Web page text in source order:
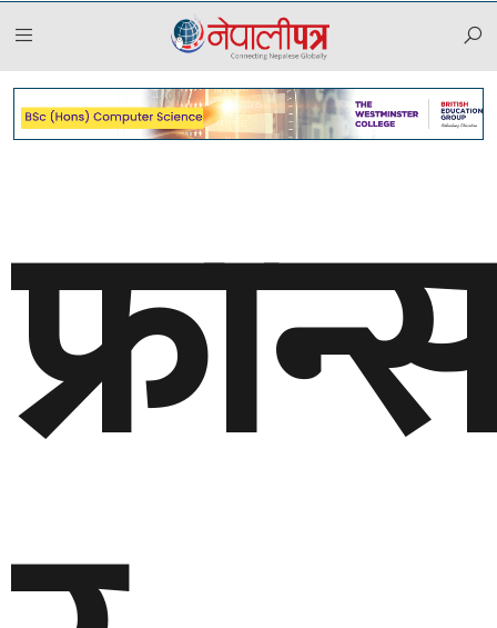
२०८३ साउन २१, बिहीबार